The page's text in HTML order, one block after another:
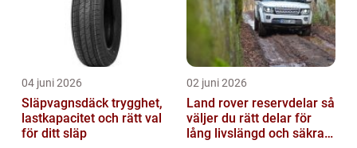
04 juni 2026
Släpvagnsdäck trygghet,
lastkapacitet och rätt val
för ditt släp
02 juni 2026
Land rover reservdelar så
väljer du rätt delar för
lång livslängd och säkra